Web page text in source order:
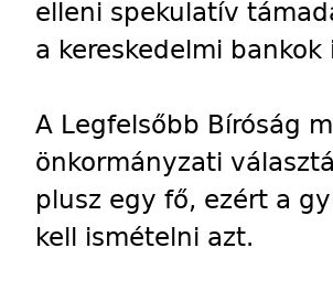
elleni spekulatív
a kereskedelmi
A Legfelsőbb Bíróság
önkormányzati
plusz egy fő, ezért a
kell ismételni azt.